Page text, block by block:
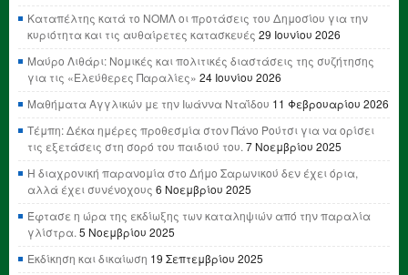
Καταπέλτης κατά το ΝΟΜΛ οι προτάσεις του Δημοσίου για την
κυριότητα και τις αυθαίρετες κατασκευές 29 Ιουνίου 2026
Μαύρο Λιθάρι: Νομικές και πολιτικές διαστάσεις της συζήτησης
για τις «Ελεύθερες Παραλίες» 24 Ιουνίου 2026
Μαθήματα Αγγλικών με την Ιωάννα Νταΐδου 11 Φεβρουαρίου 2026
Τέμπη: Δέκα ημέρες προθεσμία στον Πάνο Ρούτσι για να ορίσει
τις εξετάσεις στη σορό του παιδιού του. 7 Νοεμβρίου 2025
Η διαχρονική παρανομία στο Δήμο Σαρωνικού δεν έχει όρια,
αλλά έχει συνένοχους 6 Νοεμβρίου 2025
Έφτασε η ώρα της εκδίωξης των καταληψιών από την παραλία
γλίστρα. 5 Νοεμβρίου 2025
Εκδίκηση και δικαίωση 19 Σεπτεμβρίου 2025